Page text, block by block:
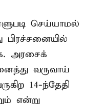
செய்யாமல்
பிரச்சனையில்
அரசைக்
வருவாய்
14-ந்தேதி
என்று